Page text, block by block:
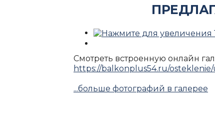
Смотреть встроенную онлайн
https://balkonplus54.ru/
...больше фотографий в галерее